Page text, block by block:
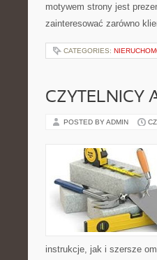
motywem strony jest
zainteresować zarówno
CATEGORIES:
CZYTELNICY
POSTED BY ADMIN
instrukcje, jak i szersze